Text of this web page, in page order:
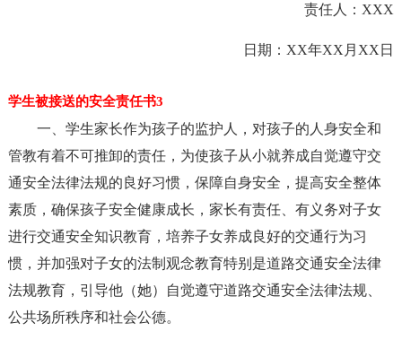
责任人：XXX
日期：XX年XX月XX日
学生被接送的安全责任书3
一、学生家长作为孩子的监护人，对孩子的人身安全和
管教有着不可推卸的责任，为使孩子从小就养成自觉遵守交
通安全法律法规的良好习惯，保障自身安全，提高安全整体
素质，确保孩子安全健康成长，家长有责任、有义务对子女
进行交通安全知识教育，培养子女养成良好的交通行为习
惯，并加强对子女的法制观念教育特别是道路交通安全法律
法规教育，引导他（她）自觉遵守道路交通安全法律法规、
公共场所秩序和社会公德。